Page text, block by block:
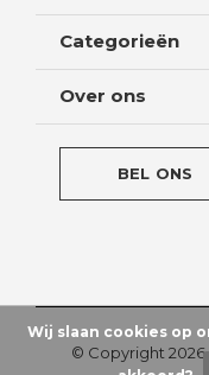
Categorieën
Over ons
BEL ONS
© Copyright2026
Wij slaan cookies op